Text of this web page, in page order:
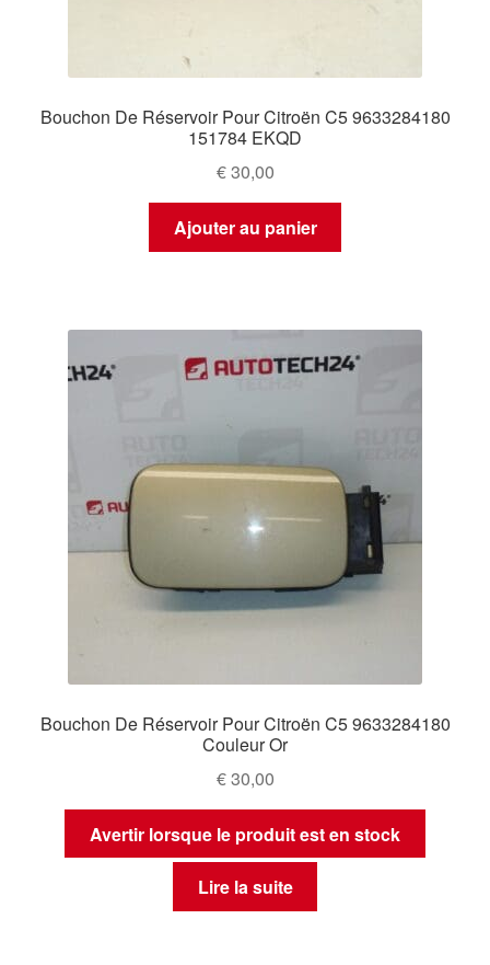
Bouchon De Réservoir Pour Citroën C5 9633284180
151784 EKQD
€30,00
Ajouter au panier
Bouchon De Réservoir Pour Citroën C5 9633284180
Couleur Or
€30,00
Avertir lorsque le produit est en stock
Lire la suite